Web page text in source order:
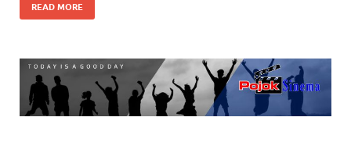
READ MORE